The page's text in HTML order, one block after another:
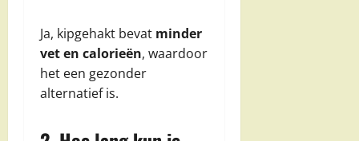
Ja, kipgehakt bevat minder
vet en calorieën, waardoor
het een gezonder
alternatief is.